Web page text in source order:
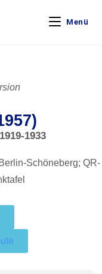
Menü
1933
Schöneberg; QR-